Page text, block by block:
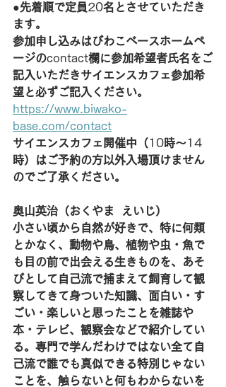
●先着順で定員20名とさせていただき
ます。
参加申し込みはびわこベースホームペ
ージのcontact欄に参加希望者氏名をご
記入いただきサイエンスカフェ参加希
望と必ずご記入ください。
https://www.biwako-
base.com/contact
サイエンスカフェ開催中（10時～14
時）はご予約の方以外入場頂けません
のでご了承ください。
奥山英治（おくやま  えいじ）
小さい頃から自然が好きで、特に何類
とかなく、動物や鳥、植物や虫・魚で
も目の前で出会える生きものを、あそ
びとして自己流で捕まえて飼育して観
察してきて身ついた知識、面白い・す
ごい・楽しいと思ったことを雑誌や
本・テレビ、観察会などで紹介してい
る。専門で学んだわけではない全て自
己流で誰でも真似できる特別じゃない
ことを、触らないと何もわからないを